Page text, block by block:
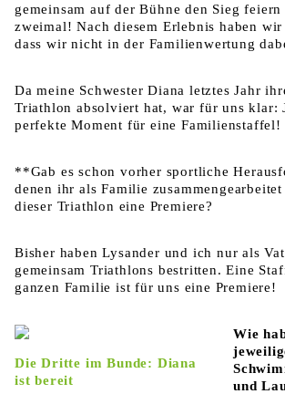
gemeinsam auf der Bühne den Sieg
zweimal! Nach diesem Erlebnis haben wir
dass wir nicht in der Familienwertung
Da meine Schwester Diana letztes Jahr
Triathlon absolviert hat, war für uns klar:
perfekte Moment für eine Familienstaffel!
**Gab es schon vorher sportliche
denen ihr als Familie
dieser Triathlon eine Premiere?
Bisher haben Lysander und ich nur als
gemeinsam Triathlons bestritten. Eine
ganzen Familie ist für uns eine Premiere!
Die Dritte im Bunde: Diana
ist bereit
Wie
und